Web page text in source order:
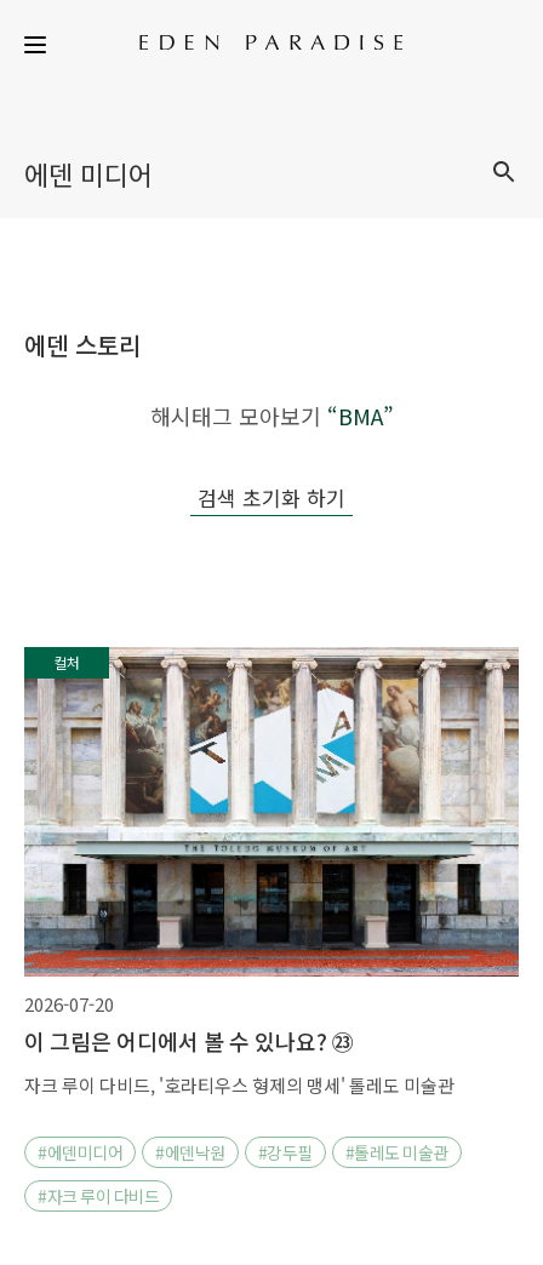
에덴 미디어
에덴 스토리
해시태그 모아보기 “BMA”
검색 초기화 하기
컬처
2026-07-20
이 그림은 어디에서 볼 수 있나요? ㉓
자크 루이 다비드, '호라티우스 형제의 맹세' 톨레도 미술관
#에덴미디어 #에덴낙원 #강두필
#톨레도 미술관
#자크 루이 다비드